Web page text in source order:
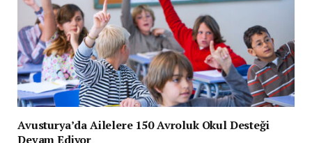
Avusturya’da Ailelere 150 Avroluk Okul Desteği
Devam Ediyor